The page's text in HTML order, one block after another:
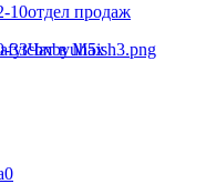
10отдел продаж
33Чат в Max
0